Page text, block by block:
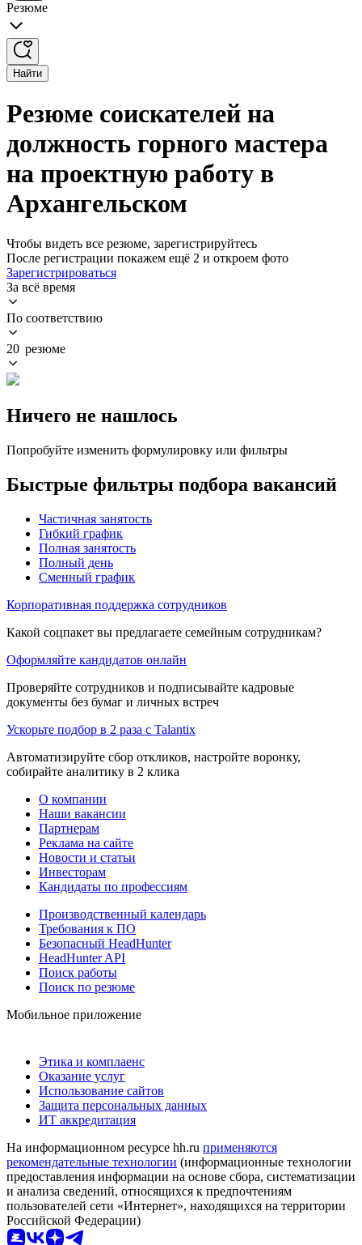
Резюме
Найти
Резюме соискателей на
должность горного мастера
на проектную работу в
Архангельском
Чтобы видеть все резюме, зарегистрируйтесь
После регистрации покажем ещё 2 и откроем фото
Зарегистрироваться
За всё время
По соответствию
20 резюме
Ничего не нашлось
Попробуйте изменить формулировку или фильтры
Быстрые фильтры подбора вакансий
Частичная занятость
Гибкий график
Полная занятость
Полный день
Сменный график
Корпоративная поддержка сотрудников
Какой соцпакет вы предлагаете семейным сотрудникам?
Оформляйте кандидатов онлайн
Проверяйте сотрудников и подписывайте кадровые
документы без бумаг и личных встреч
Ускорьте подбор в 2 раза с Talantix
Автоматизируйте сбор откликов, настройте воронку,
собирайте аналитику в 2 клика
О компании
Наши вакансии
Партнерам
Реклама на сайте
Новости и статьи
Инвесторам
Кандидаты по профессиям
Производственный календарь
Требования к ПО
Безопасный HeadHunter
HeadHunter API
Поиск работы
Поиск по резюме
Мобильное приложение
Этика и комплаенс
Оказание услуг
Использование сайтов
Защита персональных данных
ИТ аккредитация
На информационном ресурсе hh.ru применяются
рекомендательные технологии (информационные технологии
предоставления информации на основе сбора, систематизации
и анализа сведений, относящихся к предпочтениям
пользователей сети «Интернет», находящихся на территории
Российской Федерации)